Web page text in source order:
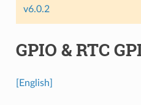
v6.0.2
GPIO & RTC
[English]